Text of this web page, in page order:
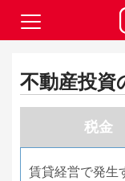
不動産投資
税金
賃貸経営で発生